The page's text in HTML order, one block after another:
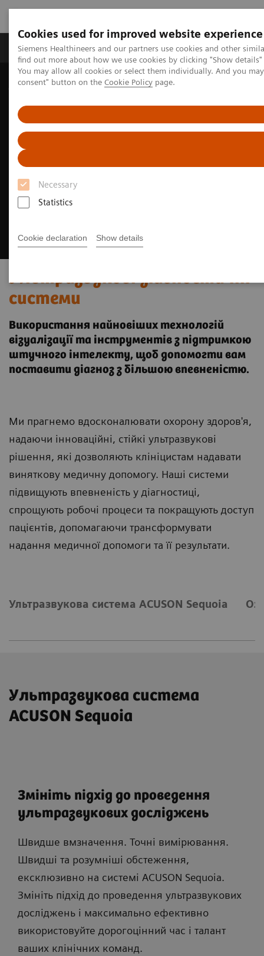
Cookies used for improved website experience
Siemens Healthineers and our partners use cookies and other
find out more about how we use cookies by clicking "Show
You may allow all cookies or select them individually. And you
consent" button on the Cookie Policy page.
Necessary
Statistics
Cookie declaration Show details
Продукція та сервіси Клінічні галузі
Домашня
Медична візуалізація
Ультразвукові діагностичні
системи
Використання найновіших технологій
візуалізації та інструментів з підтримкою
штучного інтелекту, щоб допомогти вам
поставити діагноз з більшою впевненістю.
Ми прагнемо вдосконалювати охорону здоров'я,
надаючи інноваційні, стійкі ультразвукові
рішення, які дозволяють клініцистам надавати
виняткову медичну допомогу. Наші системи
підвищують впевненість у діагностиці,
спрощують робочі процеси та покращують доступ
пацієнтів, допомагаючи трансформувати
надання медичної допомоги та її результати.
Ультразвукова система ACUSON Sequoia
Ультразвукова система
ACUSON Sequoia
Змініть підхід до проведення
ультразвукових досліджень
Швидше вмзначення. Точні вимірювання.
Швидші та розумніші обстеження,
ексклюзивно на системі ACUSON Sequoia.
Змініть підхід до проведення ультразвукових
досліджень і максимально ефективно
використовуйте дорогоцінний час і талант
ваших клінічних команд.